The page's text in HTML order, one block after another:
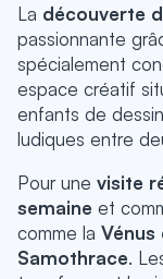
La découverte
passionnante
spécialement
espace créatif
enfants de
ludiques entre
Pour une visite
semaine et
comme la Vénus
Samothrace.